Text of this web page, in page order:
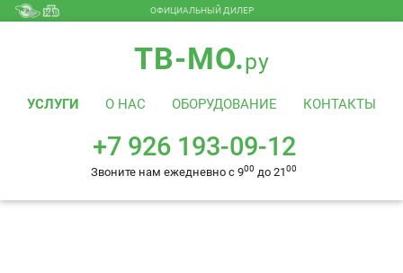
+7 926 193-09-12
Звоните нам ежедневно с 9
ОФИЦИАЛЬНЫЙ ДИЛЕР
ТВ-МО.ру
УСЛУГИ О НАС ОБОРУДОВАНИЕ КОНТАКТЫ
+7 926 193-09-12
Звоните нам ежедневно с 900 до 2100